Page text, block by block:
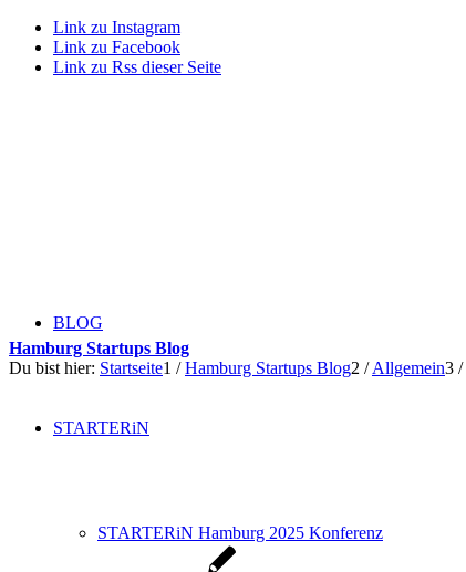
Link zu Instagram
Link zu Facebook
Link zu Rss dieser Seite
BLOG
STARTERiN
STARTERiN Hamburg 2025 Konferenz
Hamburg Startups Blog
Du bist hier: Startseite1 / Hamburg Startups Blog2 / Allgemein3 /